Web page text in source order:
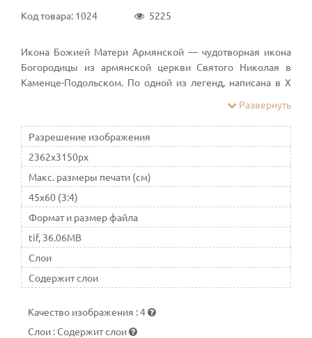
Код товара: 1024 5225
Икона Божией Матери Армянской — чудотворная икона
Богородицы из армянской церкви Святого Николая в
Каменце-Подольском. По одной из легенд, написана в X
исследователей отождествляют с ней икону Богоматери
Одигитрии XVI в., находящуюся в Национальном музее
искусств имени Богдана и Варвары Ханенко.
Развернуть
Разрешение изображения
2362x3150px
Макс. размеры печати (см)
45x60 (3:4)
Формат и размер файла
tif, 36.06MB
Слои
Содержит слои
Качество изображения :4
Слои :Содержит слои